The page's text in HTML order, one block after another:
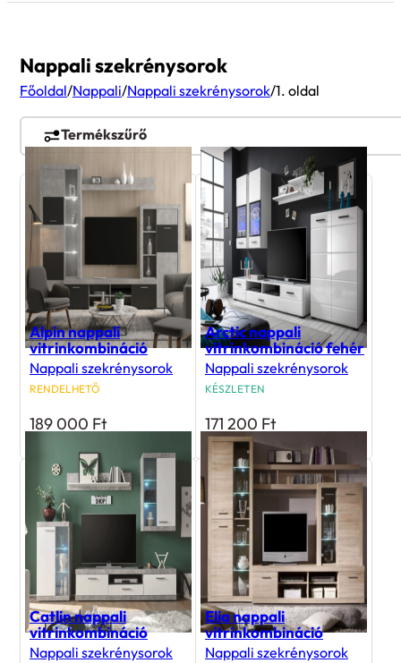
Nappali szekrénysorok
Főoldal/Nappali/Nappali szekrénysorok/1. oldal
Termékszűrő
Alpin nappali
vitrinkombináció
Nappali szekrénysorok
RENDELHETŐ
189 000 Ft
Arctic nappali
vitrinkombináció fehér
Nappali szekrénysorok
KÉSZLETEN
171 200 Ft
Catlin nappali
vitrinkombináció
Nappali szekrénysorok
Elia nappali
vitrinkombináció
Nappali szekrénysorok